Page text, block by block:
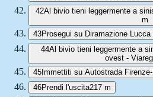
42Al bivio tieni leggermente a
m
43Prosegui su Diramazione
44Al bivio tieni leggermente a
ovest -
45Immettiti su Autostrada
46Prendi l'uscita217 m